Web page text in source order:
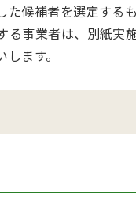
候補者を選定するも
る事業者は、別紙実
ます。